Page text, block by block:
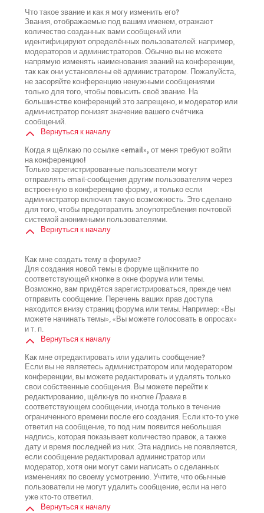
Что такое звание и как я могу изменить его?
Звания, отображаемые под вашим именем, отражают
количество созданных вами сообщений или
идентифицируют определённых пользователей: например,
модераторов и администраторов. Обычно вы не можете
напрямую изменять наименования званий на конференции,
так как они установлены её администратором. Пожалуйста,
не засоряйте конференцию ненужными сообщениями
только для того, чтобы повысить своё звание. На
большинстве конференций это запрещено, и модератор или
администратор понизят значение вашего счётчика
сообщений.
Вернуться к началу
Когда я щёлкаю по ссылке «email», от меня требуют войти
на конференцию!
Только зарегистрированные пользователи могут
отправлять email-сообщения другим пользователям через
встроенную в конференцию форму, и только если
администратор включил такую возможность. Это сделано
для того, чтобы предотвратить злоупотребления почтовой
системой анонимными пользователями.
Вернуться к началу
Как мне создать тему в форуме?
Для создания новой темы в форуме щёлкните по
соответствующей кнопке в окне форума или темы.
Возможно, вам придётся зарегистрироваться, прежде чем
отправить сообщение. Перечень ваших прав доступа
находится внизу страниц форума или темы. Например: «Вы
можете начинать темы», «Вы можете голосовать в опросах»
и т. п.
Вернуться к началу
Как мне отредактировать или удалить сообщение?
Если вы не являетесь администратором или модератором
конференции, вы можете редактировать и удалять только
свои собственные сообщения. Вы можете перейти к
редактированию, щёлкнув по кнопкеПравкав
соответствующем сообщении, иногда только в течение
ограниченного времени после его создания. Если кто-то уже
ответил на сообщение, то под ним появится небольшая
надпись, которая показывает количество правок, а также
дату и время последней из них. Эта надпись не появляется,
если сообщение редактировал администратор или
модератор, хотя они могут сами написать о сделанных
изменениях по своему усмотрению. Учтите, что обычные
пользователи не могут удалить сообщение, если на него
уже кто-то ответил.
Вернуться к началу